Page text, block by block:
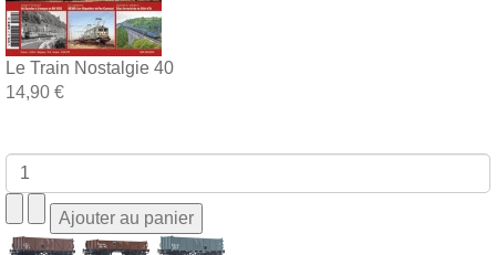
Le Train Nostalgie 40
14,90 €